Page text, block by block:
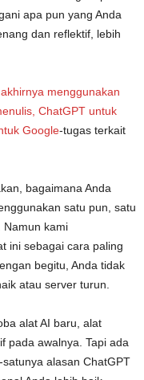
apa pun yang Anda
dan reflektif, lebih
menggunakan
ChatGPT untuk
Google-tugas terkait
bagaimana Anda
satu pun, satu
Namun kami
ini sebagai cara paling
begitu, Anda tidak
atau server turun.
alat AI baru, alat
pada awalnya. Tapi ada
alasan ChatGPT